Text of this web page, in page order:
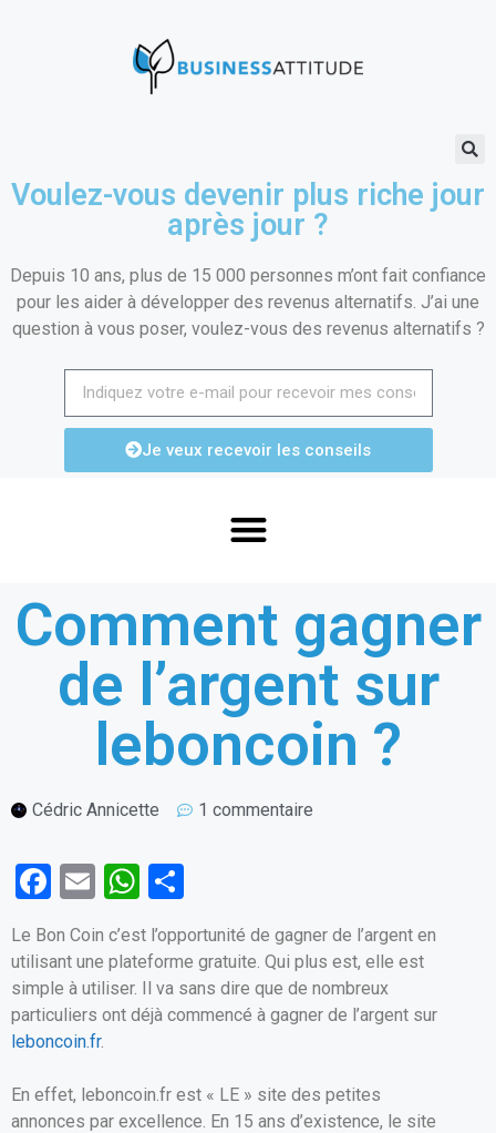
Voulez-vous devenir plus riche jour
après jour ?
Depuis 10 ans, plus de 15 000 personnes m’ont fait confiance
pour les aider à développer des revenus alternatifs. J’ai une
question à vous poser, voulez-vous des revenus alternatifs ?
Je veux recevoir les conseils
Comment gagner
de l’argent sur
leboncoin ?
Cédric Annicette 1 commentaire
F
ce
b
o
o
k
E
m
ail
W
h
at
s
A
p
ta
g
er
Le Bon Coin c’est l’opportunité de gagner de l’argent en
utilisant une plateforme gratuite. Qui plus est, elle est
simple à utiliser. Il va sans dire que de nombreux
particuliers ont déjà commencé à gagner de l’argent sur
leboncoin.fr.
En effet, leboncoin.fr est « LE » site des petites
annonces par excellence. En 15 ans d’existence, le site